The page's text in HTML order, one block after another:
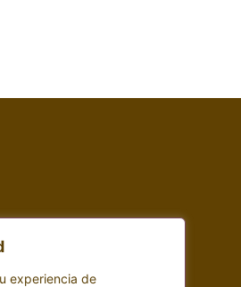
experiencia de
: